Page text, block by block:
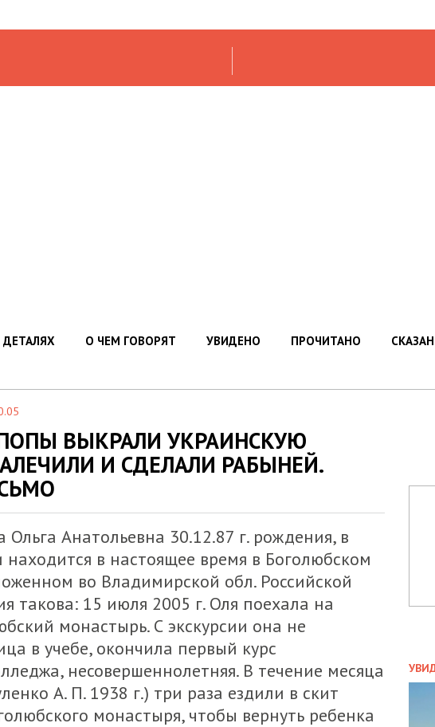
ДЕТАЛЯХ О ЧЕМ ГОВОРЯТ УВИДЕНО ПРОЧИТАНО
ВЫКРАЛИ УКРАИНСКУЮ
И СДЕЛАЛИ РАБЫНЕЙ.
Ольга Анатольевна 30.12.87 г. рождения, в
находится в настоящее время в Боголюбском
во Владимирской обл. Российской
такова: 15 июля 2005 г. Оля поехала на
монастырь. С экскурсии она не
в учебе, окончила первый курс
несовершеннолетняя. В течение месяца
А. П. 1938 г.) три раза ездили в скит
монастыря, чтобы вернуть ребенка